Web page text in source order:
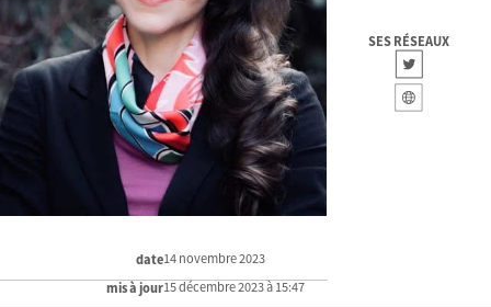
SES RÉSEAUX
date14 novembre 2023
mis à jour15 décembre 2023 à 15:47